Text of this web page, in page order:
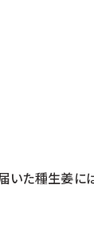
いた種生姜に